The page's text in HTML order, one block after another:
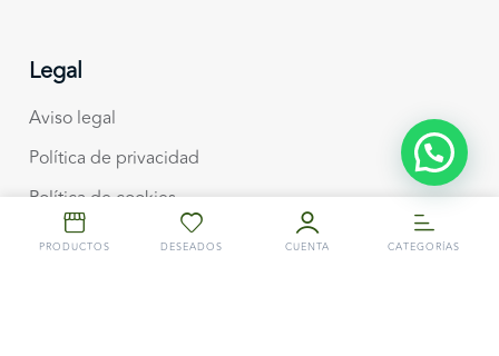
Legal
Aviso legal
Política de privacidad
Política de cookies
Envíos y devoluciones
PRODUCTOS DESEADOS CUENTA CATEGORÍAS